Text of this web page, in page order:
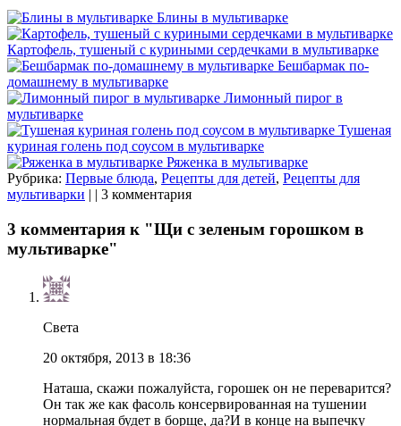
Блины в мультиварке
Картофель, тушеный с куриными сердечками в мультиварке
Бешбармак по-
домашнему в мультиварке
Лимонный пирог в
мультиварке
Тушеная
куриная голень под соусом в мультиварке
Ряженка в мультиварке
Рубрика: Первые блюда, Рецепты для детей, Рецепты для
мультиварки | | 3 комментария
3 комментария к "Щи с зеленым горошком в
мультиварке"
Света
20 октября, 2013 в 18:36
Наташа, скажи пожалуйста, горошек он не переварится?
Он так же как фасоль консервированная на тушении
нормальная будет в борще, да?И в конце на выпечку